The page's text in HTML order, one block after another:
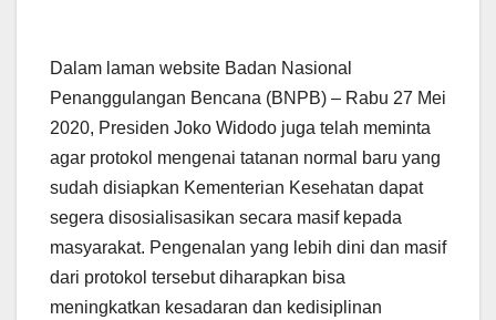
Dalam laman website Badan Nasional
Penanggulangan Bencana (BNPB) – Rabu 27 Mei
2020, Presiden Joko Widodo juga telah meminta
agar protokol mengenai tatanan normal baru yang
sudah disiapkan Kementerian Kesehatan dapat
segera disosialisasikan secara masif kepada
masyarakat. Pengenalan yang lebih dini dan masif
dari protokol tersebut diharapkan bisa
meningkatkan kesadaran dan kedisiplinan